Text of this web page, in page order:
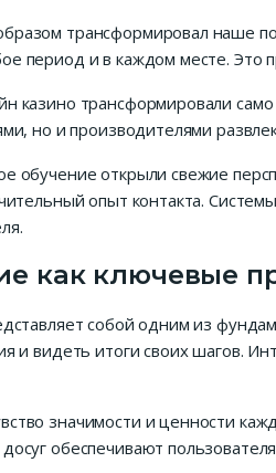
трансформировал наше
период и в каждом месте. Это
казино трансформировали
но и производителями
обучение открыли свежие
опыт контакта.
как ключевые
собой одним из
и видеть итоги своих шагов.
значимости и ценности
обеспечивают